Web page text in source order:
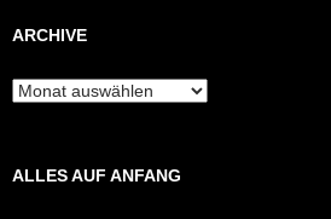
ARCHIVE
Archive
ALLES AUF ANFANG